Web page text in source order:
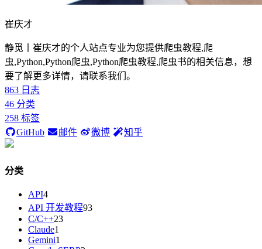
崔庆才
静觅丨崔庆才的个人站点专业为您提供爬虫教程,爬
虫,Python,Python爬虫,Python爬虫教程,爬虫书的相关信息，想
要了解更多详情，请联系我们。
863 日志
46 分类
258 标签
GitHub
邮件 微博 知乎
分类
API4
API 开发教程93
C/C++23
Claude1
Gemini1